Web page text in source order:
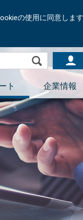
の使用に同意します
ト 企業情報